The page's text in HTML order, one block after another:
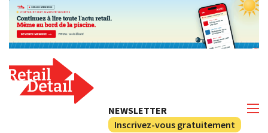
NEWSLETTER
Inscrivez-vous gratuitement